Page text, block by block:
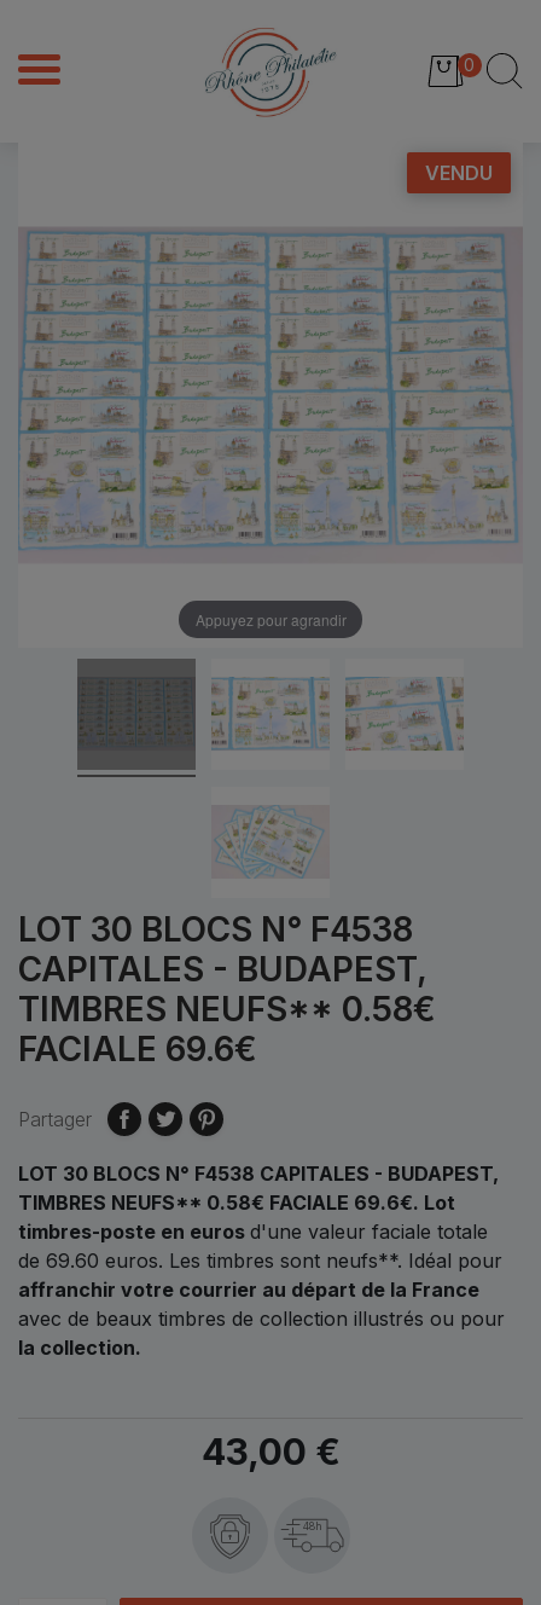
0
VENDU
Appuyez pour agrandir
LOT 30 BLOCS N° F4538
CAPITALES - BUDAPEST,
TIMBRES NEUFS** 0.58€
FACIALE 69.6€
Partager
LOT 30 BLOCS N° F4538 CAPITALES - BUDAPEST,
TIMBRES NEUFS** 0.58€ FACIALE 69.6€. Lot
timbres-poste en euros d'une valeur faciale totale
de 69.60 euros. Les timbres sont neufs**. Idéal pour
affranchir votre courrier au départ de la France
avec de beaux timbres de collection illustrés ou pour
la collection.
43,00 €
48h